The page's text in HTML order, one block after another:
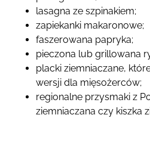
lasagna ze szpinakiem;
zapiekanki makaronowe;
faszerowana papryka;
pieczona lub grillowana
placki ziemniaczane,
wersji dla mięsożerców;
regionalne przysmaki z
ziemniaczana czy kiszka